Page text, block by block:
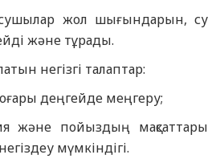
жол шығындарын, су
және тұрады.
негізгі талаптар:
деңгейде меңгеру;
және пойыздың мақсаттары
мүмкіндігі.